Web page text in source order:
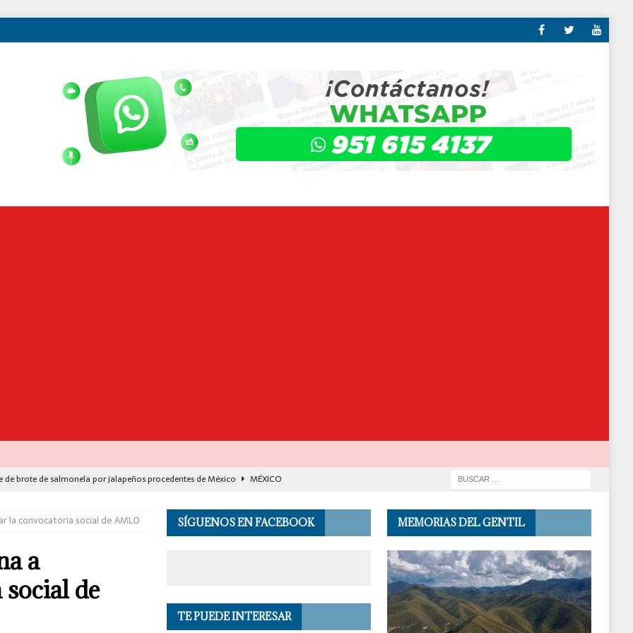
de brote de salmonela por jalapeños procedentes de México
MÉXICO
Seguridad se suma a investigación por asesinato en vivo del influencer
en los Andes de Perú deja un herido, según reporte de autoridades
EL
la convocatoria social de AMLO
a
de
SÍGUENOS EN FACEBOOK
TE PUEDE INTERESAR
MEMORIAS DEL GENTIL